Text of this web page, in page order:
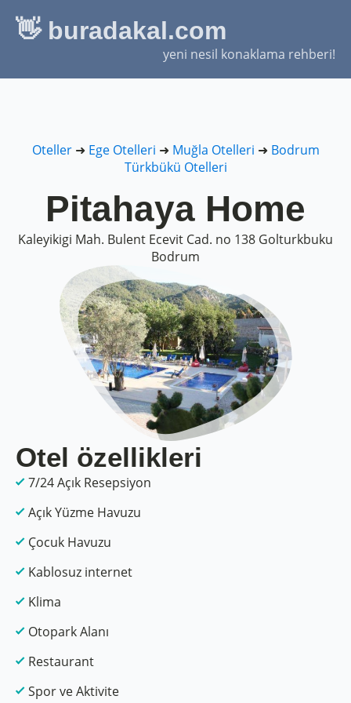
👋 buradakal.com
yeni nesil konaklama rehberi!
Oteller➜ Ege Otelleri ➜ Muğla Otelleri ➜ Bodrum
Türkbükü Otelleri
Pitahaya Home
Kaleyikigi Mah. Bulent Ecevit Cad. no 138 Golturkbuku
Bodrum
Otel özellikleri
7/24 Açık Resepsiyon
Açık Yüzme Havuzu
Çocuk Havuzu
Kablosuz internet
Klima
Otopark Alanı
Restaurant
Spor ve Aktivite